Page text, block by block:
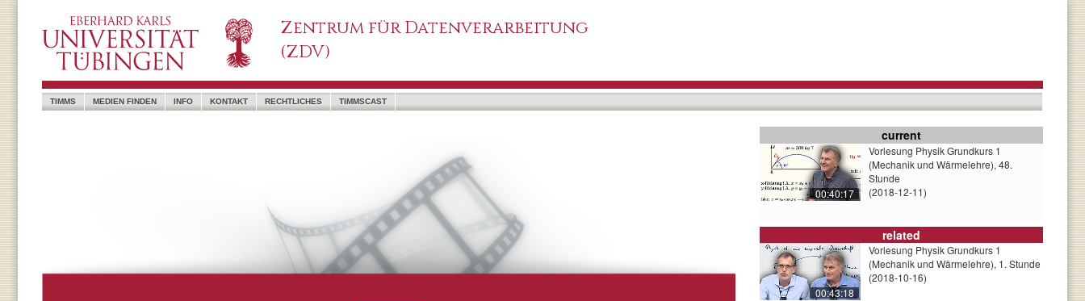
Zentrum für Datenverarbeitung
(ZDV)
TIMMS MEDIEN FINDEN INFO KONTAKT RECHTLICHES TIMMSCAST
current
00:40:17
Vorlesung Physik Grundkurs 1
(Mechanik und Wärmelehre), 48.
Stunde
(2018-12-11)
related
00:43:18
Vorlesung Physik Grundkurs 1
(Mechanik und Wärmelehre), 1. Stunde
(2018-10-16)